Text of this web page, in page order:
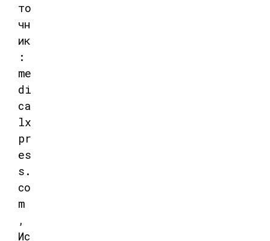
то
чн
ик
:
me
di
ca
lx
pr
es
s.
co
m
,
Ис